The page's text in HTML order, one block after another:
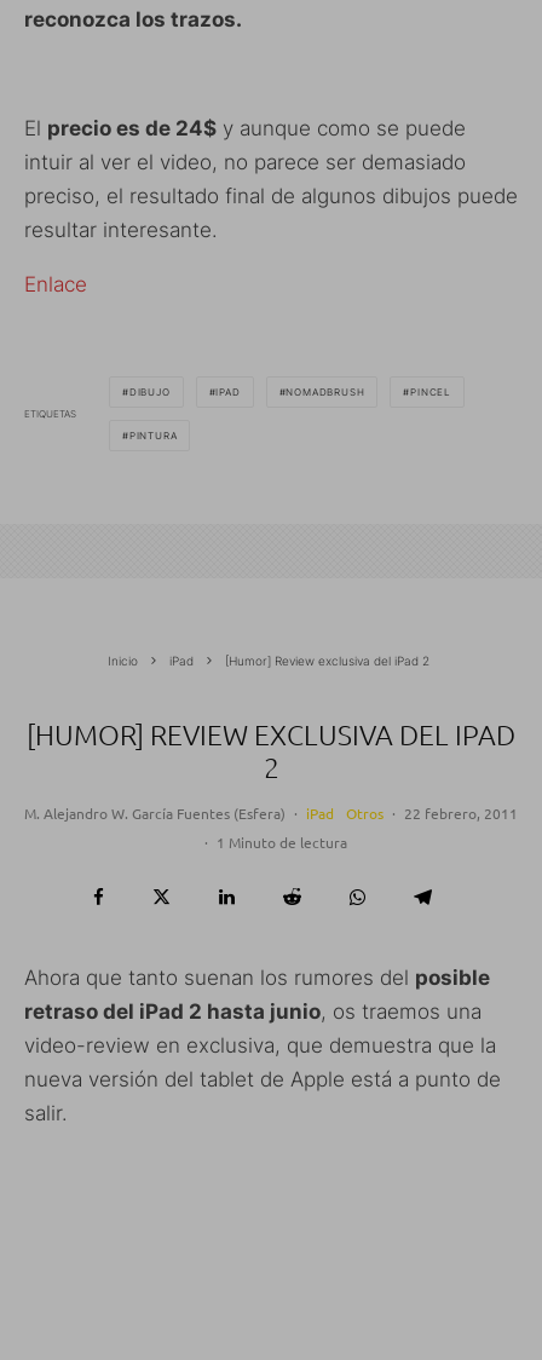
reconozca los trazos.
El precio es de 24$ y aunque como se puede
intuir al ver el video, no parece ser demasiado
preciso, el resultado final de algunos dibujos puede
resultar interesante.
Enlace
ETIQUETAS
DIBUJO IPAD NOMADBRUSH PINCEL
PINTURA
Inicio iPad [Humor] Review exclusiva del iPad 2
[HUMOR] REVIEW EXCLUSIVA DEL IPAD
2
M. Alejandro W. García Fuentes (Esfera) · iPad Otros · 22 febrero, 2011
· 1 Minuto de lectura
Ahora que tanto suenan los rumores del posible
retraso del iPad 2 hasta junio, os traemos una
video-review en exclusiva, que demuestra que la
nueva versión del tablet de Apple está a punto de
salir.